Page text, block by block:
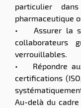
particulier
pharmaceutique
• Assurer la
collaborateurs
verrouillables.
• Répondre
certifications
Au-delà du